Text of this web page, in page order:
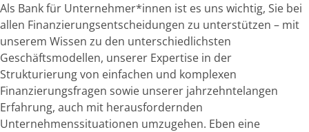
Als Bank für Unternehmer*innen ist es uns wichtig, Sie bei
allen Finanzierungsentscheidungen zu unterstützen – mit
unserem Wissen zu den unterschiedlichsten
Geschäftsmodellen, unserer Expertise in der
Strukturierung von einfachen und komplexen
Finanzierungsfragen sowie unserer jahrzehntelangen
Erfahrung, auch mit herausfordernden
Unternehmenssituationen umzugehen. Eben eine